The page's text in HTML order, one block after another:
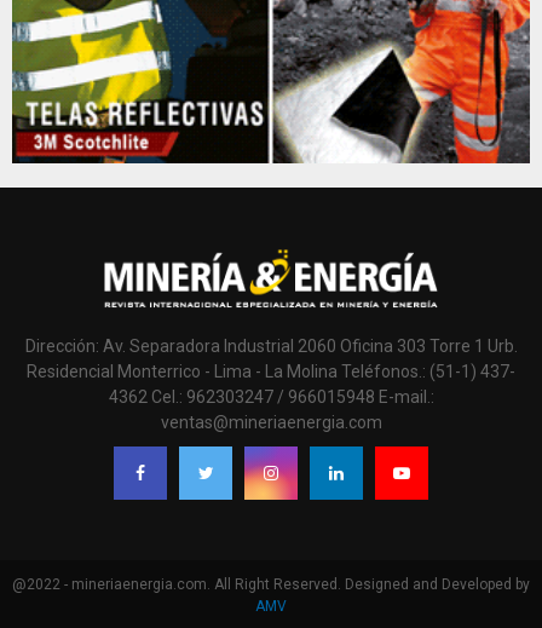
Dirección: Av. Separadora Industrial 2060 Oficina 303 Torre 1 Urb.
Residencial Monterrico - Lima - La Molina Teléfonos.: (51-1) 437-
4362 Cel.: 962303247 / 966015948 E-mail.:
ventas@mineriaenergia.com
@2022 - mineriaenergia.com. All Right Reserved. Designed and Developed by
AMV